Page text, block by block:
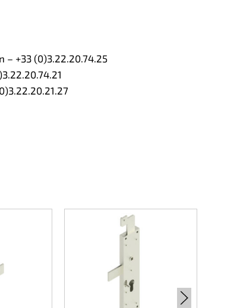
– +33 (0)3.22.20.74.25